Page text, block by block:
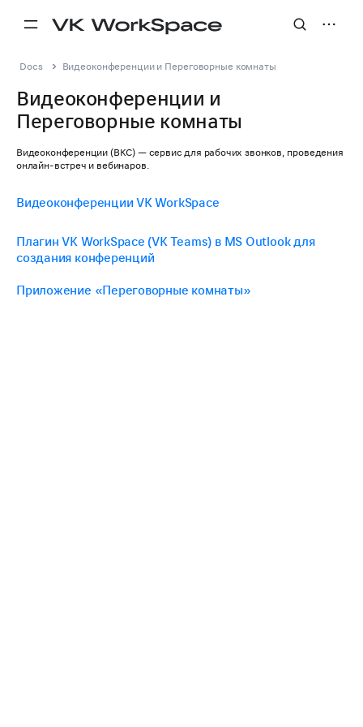
Docs Видеоконференции и Переговорные комнаты
Видеоконференции и
Переговорные комнаты
Видеоконференции (ВКС) — сервис для рабочих звонков, проведения
онлайн-встреч и вебинаров.
Видеоконференции VK WorkSpace
Плагин VK WorkSpace (VK Teams) в MS Outlook для
создания конференций
Приложение «Переговорные комнаты»